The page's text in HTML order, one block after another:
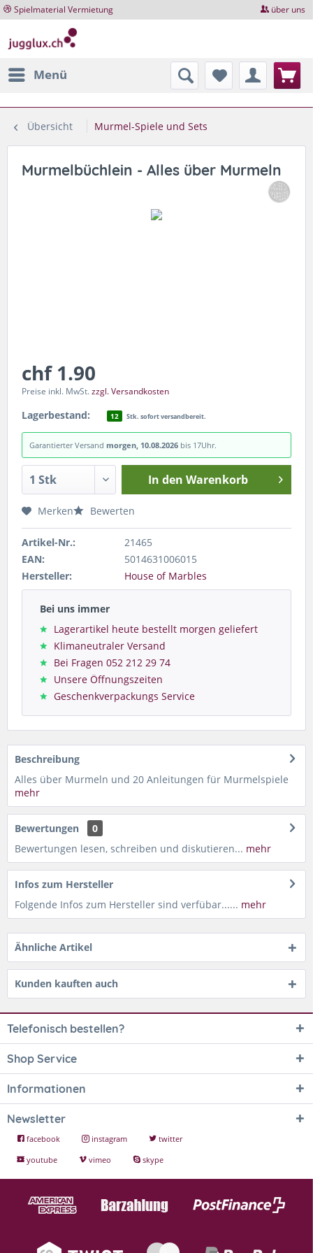
Spielmaterial Vermietung über uns
Menü
Übersicht Murmel-Spiele und Sets
Murmelbüchlein - Alles über Murmeln
chf 1.90
Preise inkl. MwSt.zzgl. Versandkosten
Lagerbestand: 12 Stk. sofort versandbereit.
Garantierter Versand morgen, 10.08.2026 bis 17Uhr.
In den Warenkorb
Merken Bewerten
Artikel-Nr.:
21465
EAN:
5014631006015
Hersteller:
House of Marbles
Bei uns immer
Lagerartikel heute bestellt morgen geliefert
Klimaneutraler Versand
Bei Fragen 052 212 29 74
Unsere Öffnungszeiten
Geschenkverpackungs Service
Beschreibung
Alles über Murmeln und 20 Anleitungen für Murmelspiele
mehr
Bewertungen
0
Bewertungen lesen, schreiben und diskutieren... mehr
Infos zum Hersteller
Folgende Infos zum Hersteller sind verfübar...... mehr
Ähnliche Artikel
Kunden kauften auch
Telefonisch bestellen?
Shop Service
Informationen
Newsletter
facebook instagram
twitter
youtube
vimeo skype